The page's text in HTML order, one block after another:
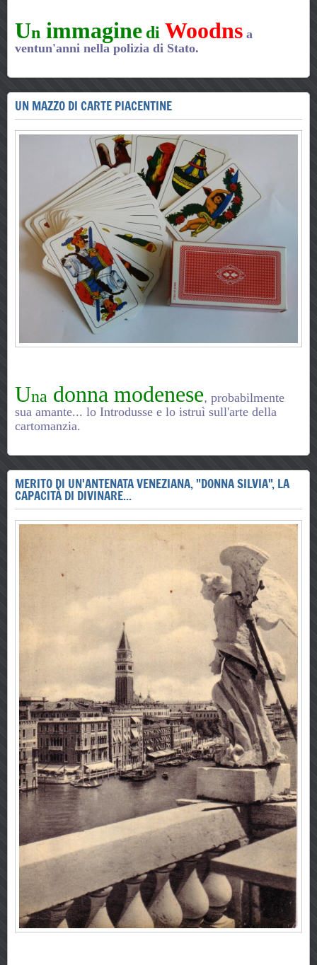
Un immagine di Woodns a
ventun'anni nella polizia di Stato.
UN MAZZO DI CARTE PIACENTINE
Una donna modenese, probabilmente
sua amante... lo Introdusse e lo istruì sull'arte della
cartomanzia.
MERITO DI UN'ANTENATA VENEZIANA, "DONNA SILVIA", LA
CAPACITÀ DI DIVINARE...